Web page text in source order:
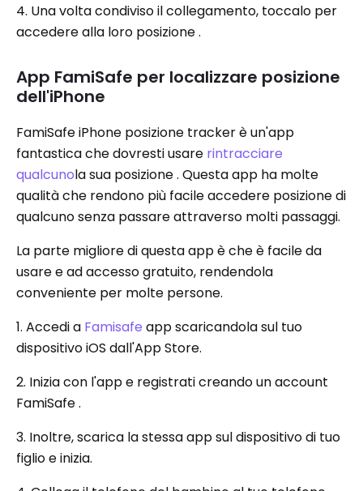
4. Una volta condiviso il collegamento, toccalo per
accedere alla loro posizione .
App FamiSafe per localizzare posizione
dell'iPhone
FamiSafe iPhone posizione tracker è un'app
fantastica che dovresti usare rintracciare
qualcunola sua posizione . Questa app ha molte
qualità che rendono più facile accedere posizione di
qualcuno senza passare attraverso molti passaggi.
La parte migliore di questa app è che è facile da
usare e ad accesso gratuito, rendendola
conveniente per molte persone.
1. Accedi a Famisafe app scaricandola sul tuo
dispositivo iOS dall'App Store.
2. Inizia con l'app e registrati creando un account
FamiSafe .
3. Inoltre, scarica la stessa app sul dispositivo di tuo
figlio e inizia.